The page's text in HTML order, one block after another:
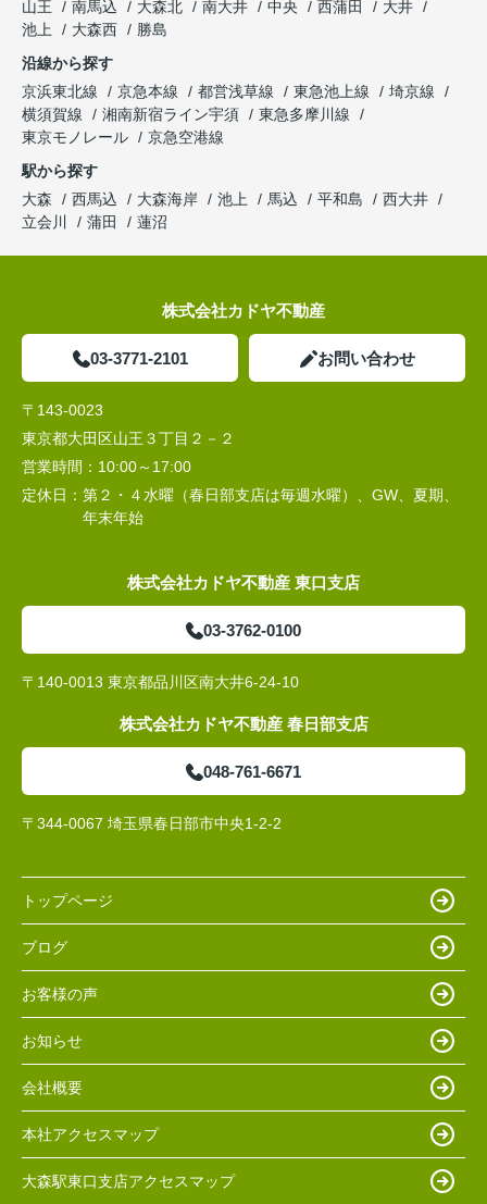
山王
南馬込 大森北 南大井 中央 西蒲田
大井
池上
大森西
勝島
沿線から探す
京浜東北線
京急本線 都営浅草線 東急池上線
埼京線
横須賀線
湘南新宿ライン宇須
東急多摩川線
東京モノレール
京急空港線
駅から探す
大森
西馬込 大森海岸 池上 馬込 平和島
西大井
立会川
蒲田 蓮沼
株式会社カドヤ不動産
03-3771-2101 お問い合わせ
〒143-0023
東京都大田区山王３丁目２－２
営業時間： 10:00～17:00
定休日： 第２・４水曜（春日部支店は毎週水曜）、GW、夏期、
年末年始
株式会社カドヤ不動産 東口支店
03-3762-0100
〒140-0013 東京都品川区南大井6-24-10
株式会社カドヤ不動産 春日部支店
048-761-6671
〒344-0067 埼玉県春日部市中央1-2-2
トップページ
ブログ
お客様の声
お知らせ
会社概要
本社アクセスマップ
大森駅東口支店アクセスマップ